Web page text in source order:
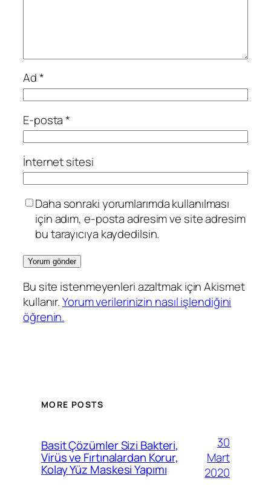
Ad*
E-posta*
İnternet sitesi
Daha sonraki yorumlarımda kullanılması
için adım, e-posta adresim ve site adresim
bu tarayıcıya kaydedilsin.
Bu site istenmeyenleri azaltmak için Akismet
kullanır.Yorum verilerinizin nasıl işlendiğini
öğrenin.
MORE POSTS
Basit Çözümler Sizi Bakteri,
Virüs ve Fırtınalardan Korur,
Kolay Yüz Maskesi Yapımı
30
Mart
2020